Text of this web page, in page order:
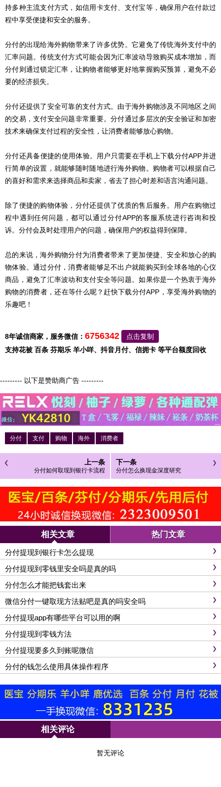
持多种主流支付方式，如信用卡支付、支付宝等，确保用户在付款过
程中享受便捷和安全的服务。
分付的出现给海外购物带来了许多优势。它避免了传统海外支付中的
汇率问题。传统支付方式可能会因为汇率波动导致购买成本增加，而
分付则通过锁定汇率，让购物者能够更好地掌握购买预算，避免不必
要的经济损失。
分付还提供了安全可靠的支付方式。由于海外购物涉及不同地区之间
的交易，支付安全问题非常重要。分付通过多层次的安全验证和加密
技术来确保支付过程的安全性，让消费者能够放心购物。
分付还具备便捷的使用体验。用户只需要在手机上下载分付APP并进
行简单的设置，就能够随时随地进行海外购物。购物者可以根据自己
的喜好和需求来选择商品和卖家，省去了担心时差和语言沟通问题。
除了便捷的购物体验，分付还提供了优质的售后服务。用户在购物过
程中遇到任何问题，都可以通过分付APP的客服系统进行咨询和投
诉。分付会及时处理用户的问题，确保用户的权益得到保障。
总的来说，海外购物分付为消费者带来了更加便捷、安全和放心的购
物体验。通过分付，消费者能够足不出户就能购买到全球各地的心仪
商品，避免了汇率波动和支付安全等问题。如果你是一个热衷于海外
购物的消费者，还在等什么呢？赶快下载分付APP，享受海外购物的
乐趣吧！
8年诚信商家，服务微信： 6756342
点击复制
支持花被 百条 芬期乐 羊小咩、抖音月付、信拥卡 等平台额度回收
--------- 以下是赞助商广告 ---------
分付 支付 购物 海外 消费者
上一条
分付如何取现到银行卡流程
下一条
分付怎么换现金深度研究
相关文章 热门文章
分付提现到银行卡怎么提现
分付提现到零钱里安全吗是真的吗
分付怎么才能把钱套出来
微信分付一键取现方法贴吧是真的吗安全吗
分付提现app有哪些平台可以用的啊
分付提现到零钱方法
分付提现要多久到账呢微信
分付的钱怎么使用具体操作程序
相关评论
暂无评论